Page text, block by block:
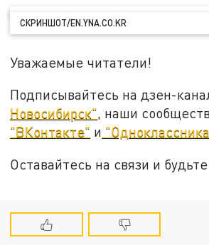
СКРИНШОТ/EN.YNA.CO.KR
Уважаемые читатели!
Подписывайтесь на дзен-
Новосибирск", наши
"ВКонтакте" и
Оставайтесь на связи и